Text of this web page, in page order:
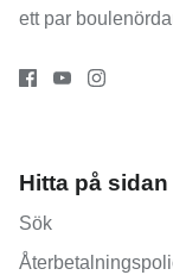
ett par
Hitta på sidan
Sök